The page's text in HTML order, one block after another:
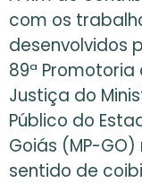
com os
desenvolvidos
89ª Promotoria
Justiça do
Público do
Goiás (MP-GO)
sentido de